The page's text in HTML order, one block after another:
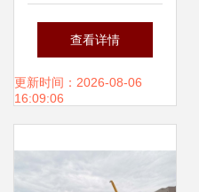
珠 背罐车及其价格
解析
查看详情
更新时间：2026-08-06
16:09:06